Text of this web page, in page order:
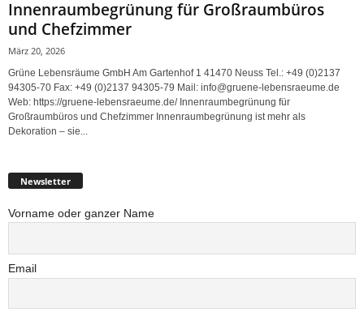
Innenraumbegrünung für Großraumbüros
und Chefzimmer
März 20, 2026
Grüne Lebensräume GmbH Am Gartenhof 1 41470 Neuss Tel.: +49 (0)2137
94305-70 Fax: +49 (0)2137 94305-79 Mail: info@gruene-lebensraeume.de
Web: https://gruene-lebensraeume.de/ Innenraumbegrünung für
Großraumbüros und Chefzimmer Innenraumbegrünung ist mehr als
Dekoration – sie...
Newsletter
Vorname oder ganzer Name
Email